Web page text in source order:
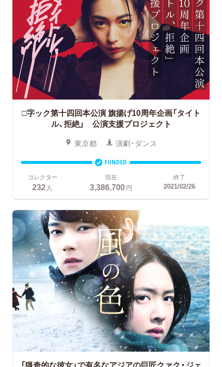
□字ック第十四回本公演旗揚げ10周年企画「タイト
ル、拒絶」 公演支援プロジェクト
東京都 演劇・ダンス
FUNDED
コレクター
232 人
現在
3,386,700円
終了
2021/02/26
「猟奇的な彼女」で有名なアジアの巨匠クァク・ジェ